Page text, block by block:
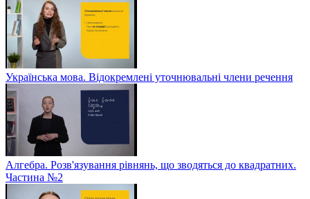
Українська мова. Відокремлені уточнювальні члени речення
Алгебра. Розв'язування рівнянь, що зводяться до квадратних.
Частина №2